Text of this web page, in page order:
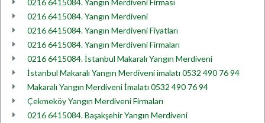
0216 6415084. Yangın Merdiveni
0216 6415084. Yangın Merdiveni Fiyatları
0216 6415084. Yangın Merdiveni Firmaları
0216 6415084. İstanbul Makaralı Yangın Merdiveni
İstanbul Makaralı Yangın Merdiveni imalatı 0532 490 76 94
Makaralı Yangın Merdiveni İmalatı 0532 490 76 94
Çekmeköy Yangın Merdiveni Firmaları
0216 6415084. Başakşehir Yangın Merdiveni